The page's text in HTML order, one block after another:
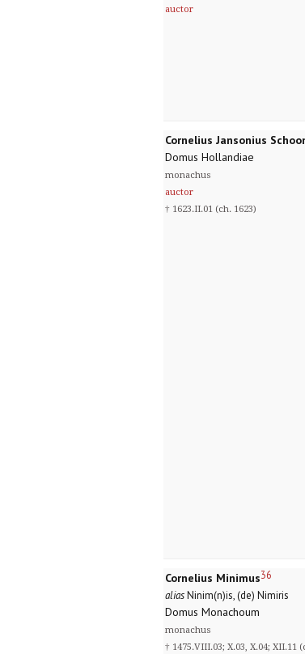
auctor
Cornelius Jansonius
Domus Hollandiae
monachus
auctor
† 1623.II.01 (ch. 1623)
Cornelius Minimus36
aliasNinim(n)is, (de) Nimiris
Domus Monachoum
monachus
† 1475.VIII.03; X.03, X.04; XII.11